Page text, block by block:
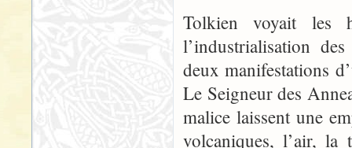
Tolkien voyait les
l’industrialisation
deux manifestations
Le Seigneur des
malice laissent une
volcaniques, l’air, la